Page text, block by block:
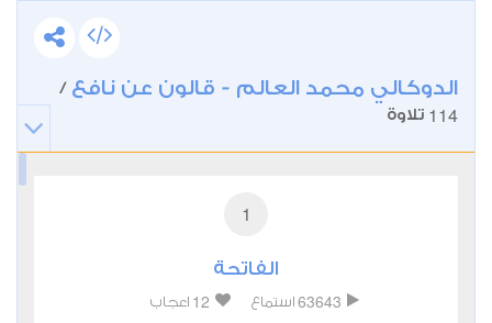
الدوكالي محمد العالم - قالون عن نافع /
114 تلاوة
1
الفاتحة
63643 استماع 12 اعجاب